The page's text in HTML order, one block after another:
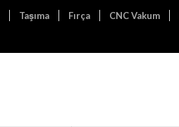
Taşıma Fırça CNC Vakum